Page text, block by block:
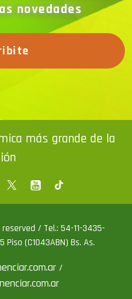
novedades
más grande de la
/ Tel.: 54-11-3435-
Piso (C1043ABN) Bs. As.
/